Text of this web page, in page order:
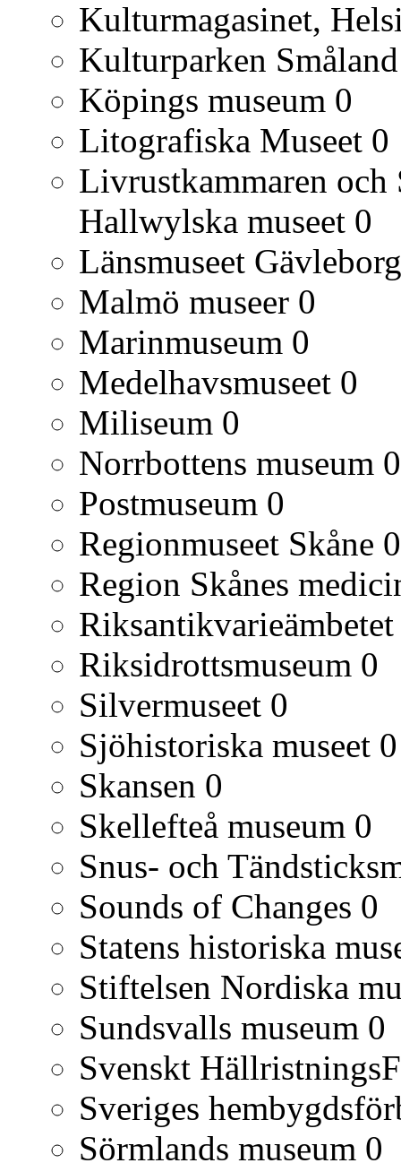
Kulturmagasinet,
Kulturparken Småland
Köpings museum 0
Litografiska Museet 0
Livrustkammaren och
Hallwylska museet 0
Länsmuseet Gävleborg
Malmö museer 0
Marinmuseum 0
Medelhavsmuseet 0
Miliseum 0
Norrbottens museum 0
Postmuseum 0
Regionmuseet Skåne 0
Region Skånes
Riksantikvarieämbetet
Riksidrottsmuseum 0
Silvermuseet 0
Sjöhistoriska museet 0
Skansen 0
Skellefteå museum 0
Snus- och
Sounds of Changes 0
Statens historiska
Stiftelsen Nordiska
Sundsvalls museum 0
Svenskt
Sveriges
Sörmlands museum 0